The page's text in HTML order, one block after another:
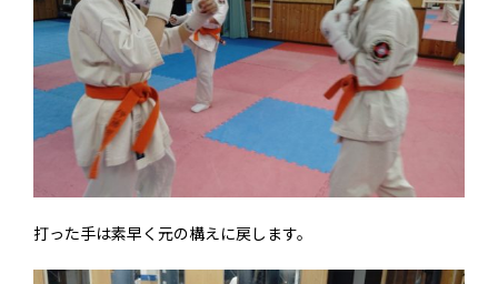
打った手は素早く元の構えに戻します。